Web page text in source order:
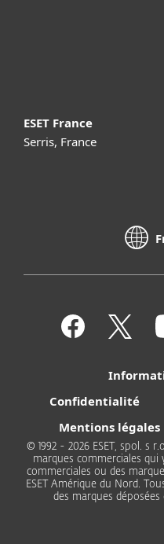
ESET France
Serris, France
Confidentialité
Mentions légales
© 1992 - 2026 ESET, spol. s
marques commerciales qui
commerciales ou des
ESET Amérique du Nord.
des marques déposées